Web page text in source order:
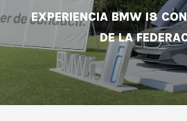
EXPERIENCIA BMW I8
DE LA